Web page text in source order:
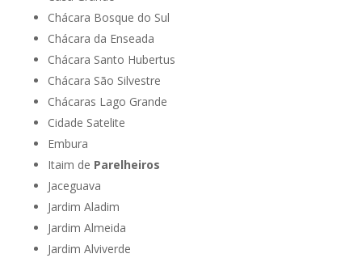
Chácara Bosque do Sul
Chácara da Enseada
Chácara Santo Hubertus
Chácara São Silvestre
Chácaras Lago Grande
Cidade Satelite
Embura
Itaim de Parelheiros
Jaceguava
Jardim Aladim
Jardim Almeida
Jardim Alviverde